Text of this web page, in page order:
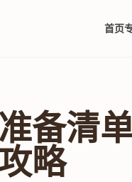
首页
备清
略